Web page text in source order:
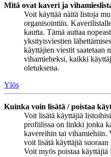
Mitä ovat kaveri ja
Voit käyttää näitä listoja
organisointiin.
kautta. Tämä auttaa
yksityisviestien
käyttäjien viestit saatetaan
vihamieheksi, kaikki
oletuksena.
Ylös
Kuinka voin lisätä / poistaa
Voit lisätä käyttäjiä
profiilissa on linkki jonka
kavereihin tai vihamiehiin.
voit lisätä käyttäjiä
Voit myös poistaa käyttäjiä